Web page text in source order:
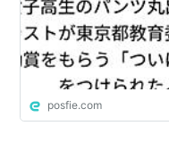
posfie.com